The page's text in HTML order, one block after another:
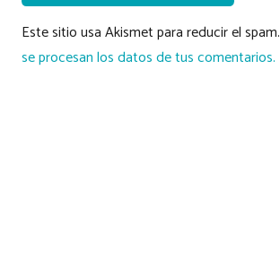
Este sitio usa Akismet para reducir el spam.
se procesan los datos de tus comentarios.